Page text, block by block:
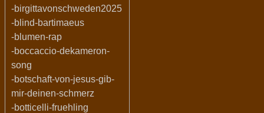
-birgittavonschweden2025
-blind-bartimaeus
-blumen-rap
-boccaccio-dekameron-
song
-botschaft-von-jesus-gib-
mir-deinen-schmerz
-botticelli-fruehling